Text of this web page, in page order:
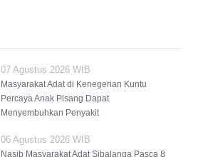
07 Agustus 2026 WIB
Masyarakat Adat di Kenegerian Kuntu
Percaya Anak Pisang Dapat
Menyembuhkan Penyakit
06 Agustus 2026 WIB
Nasib Masyarakat Adat Sibalanga Pasca 8